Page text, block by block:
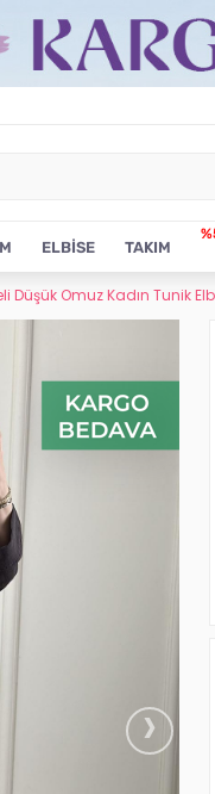
ELBİSE TAKIM
Düşük Omuz Kadın Tunik
›